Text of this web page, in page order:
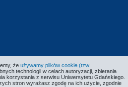
że używamy plików cookie (tzw.
technologii w celach autoryzacji, zbierania
korzystania z serwisu Uniwersytetu Gdańskiego.
stron wyrażasz zgodę na ich użycie, zgodnie